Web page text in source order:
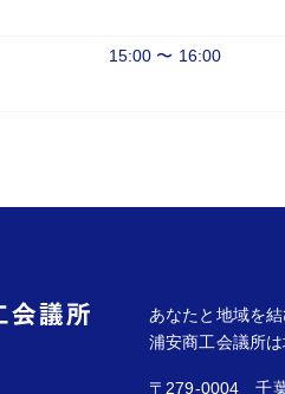
15:00 〜 16:00
あなたと地域を結
浦安商工会議所は
〒279-0004 千